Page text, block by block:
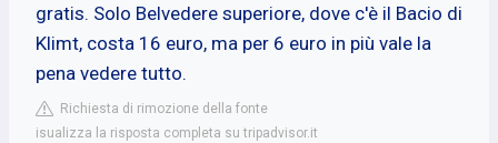
gratis. Solo Belvedere superiore, dove c'è il Bacio di
Klimt, costa 16 euro, ma per 6 euro in più vale la
pena vedere tutto.
Richiesta di rimozione della fonte
isualizza la risposta completa su tripadvisor.it